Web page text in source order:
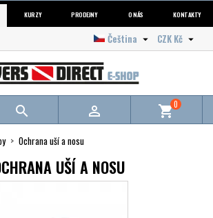
KURZY PRODEJNY O NÁS KONTAKTY
CZK Kč 
Čeština 
  shopping_cart0
Ochrana uší a nosu
UŠÍ A NOSU